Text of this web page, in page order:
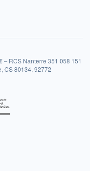
– RCS Nanterre 351 058 151
CS 80134, 92772